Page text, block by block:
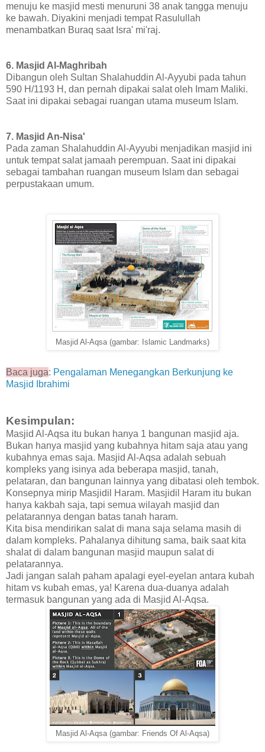
menuju ke masjid mesti menuruni 38 anak tangga menuju
ke bawah. Diyakini menjadi tempat Rasulullah
menambatkan Buraq saat Isra' mi'raj.
6. Masjid Al-Maghribah
Dibangun oleh Sultan Shalahuddin Al-Ayyubi pada tahun
590 H/1193 H, dan pernah dipakai salat oleh Imam Maliki.
Saat ini dipakai sebagai ruangan utama museum Islam.
7. Masjid An-Nisa'
Pada zaman Shalahuddin Al-Ayyubi menjadikan masjid ini
untuk tempat salat jamaah perempuan. Saat ini dipakai
sebagai tambahan ruangan museum Islam dan sebagai
perpustakaan umum.
Masjid Al-Aqsa (gambar: Islamic Landmarks)
Baca juga: Pengalaman Menegangkan Berkunjung ke
Masjid Ibrahimi
Kesimpulan:
Masjid Al-Aqsa itu bukan hanya 1 bangunan masjid aja.
Bukan hanya masjid yang kubahnya hitam saja atau yang
kubahnya emas saja. Masjid Al-Aqsa adalah sebuah
kompleks yang isinya ada beberapa masjid, tanah,
pelataran, dan bangunan lainnya yang dibatasi oleh tembok.
Konsepnya mirip Masjidil Haram. Masjidil Haram itu bukan
hanya kakbah saja, tapi semua wilayah masjid dan
pelatarannya dengan batas tanah haram.
Kita bisa mendirikan salat di mana saja selama masih di
dalam kompleks. Pahalanya dihitung sama, baik saat kita
shalat di dalam bangunan masjid maupun salat di
pelatarannya.
Jadi jangan salah paham apalagi eyel-eyelan antara kubah
hitam vs kubah emas, ya! Karena dua-duanya adalah
termasuk bangunan yang ada di Masjid Al-Aqsa.
Masjid Al-Aqsa (gambar: Friends Of Al-Aqsa)